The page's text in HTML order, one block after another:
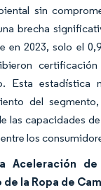
sin
brecha
en 2023, solo el
Esta estadística
del
las capacidades
los
Aceleración
la Ropa de